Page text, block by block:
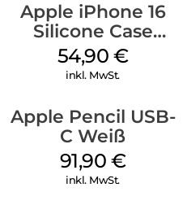
Apple iPhone 16
Silicone Case
MagSafe Black
54,90 €
inkl. MwSt.
Apple Pencil USB-
C Weiß
91,90 €
inkl. MwSt.